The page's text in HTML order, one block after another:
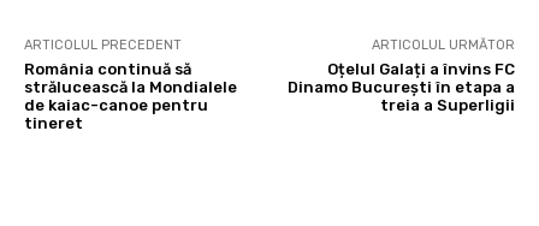
ARTICOLUL PRECEDENT
România continuă să
strălucească la Mondialele
de kaiac-canoe pentru
tineret
ARTICOLUL URMĂTOR
Oțelul Galați a învins FC
Dinamo București în etapa a
treia a Superligii